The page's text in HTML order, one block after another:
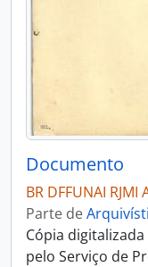
Documento
BR DFFUNAI RJMI
Parte de
Cópia
pelo Serviço de